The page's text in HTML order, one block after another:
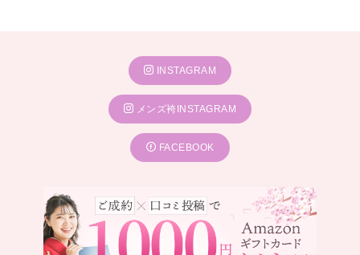
INSTAGRAM
メンズ袴INSTAGRAM
FACEBOOK